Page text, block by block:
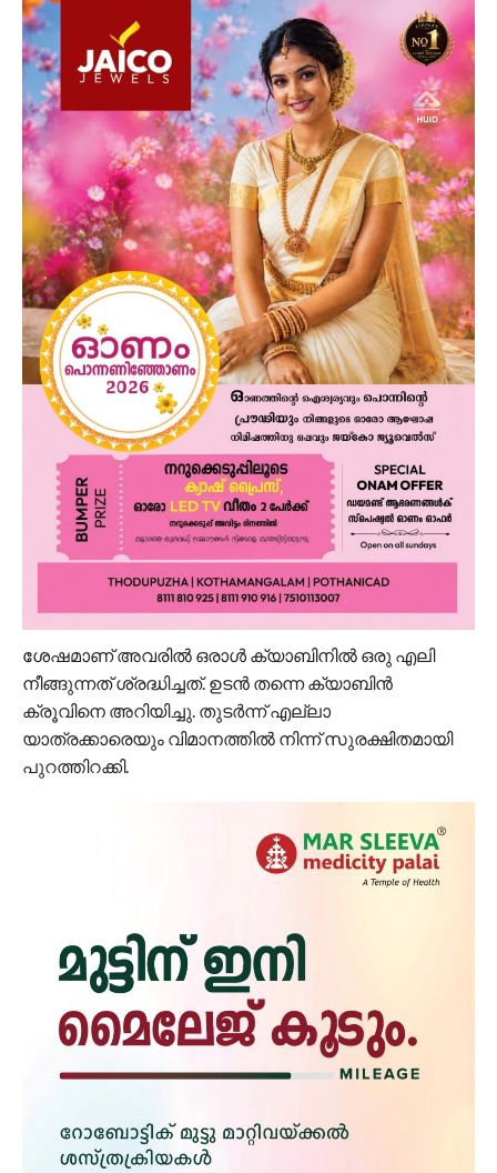
ശേഷമാണ് അവരിൽ ഒരാൾ ക്യാബിനിൽ ഒരു എലി
നീങ്ങുന്നത് ശ്രദ്ധിച്ചത്. ഉടൻ തന്നെ ക്യാബിൻ
ക്രൂവിനെ അറിയിച്ചു. തുടർന്ന് എല്ലാ
യാത്രക്കാരെയും വിമാനത്തിൽ നിന്ന് സുരക്ഷിതമായി
പുറത്തിറക്കി.